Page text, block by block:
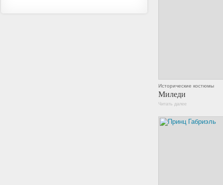
Исторические костюмы
Миледи
Читать далее